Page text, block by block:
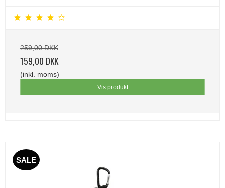
259,00 DKK
159,00 DKK
(inkl. moms)
Vis produkt
SALE